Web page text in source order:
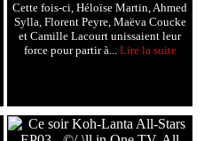
Cette fois-ci, Héloïse Martin, Ahmed
Sylla, Florent Peyre, Maëva Coucke
et Camille Lacourt unissaient leur
force pour partir à... Lire la suite